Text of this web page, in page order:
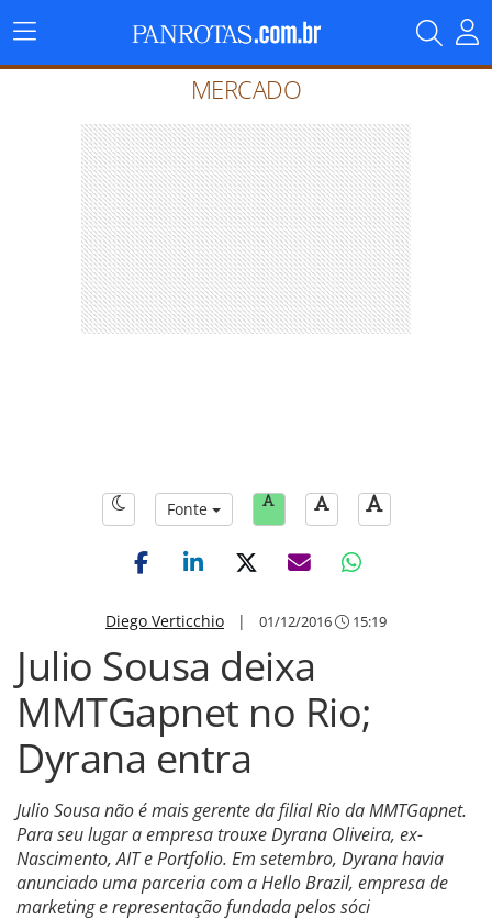
Menu
Principal
MERCADO
Fonte
Diego Verticchio | 01/12/2016 15:19
Julio Sousa deixa
MMTGapnet no Rio;
Dyrana entra
Julio Sousa não é mais gerente da filial Rio da MMTGapnet.
Para seu lugar a empresa trouxe Dyrana Oliveira, ex-
Nascimento, AIT e Portfolio. Em setembro, Dyrana havia
anunciado uma parceria com a Hello Brazil, empresa de
marketing e representação fundada pelos sóci